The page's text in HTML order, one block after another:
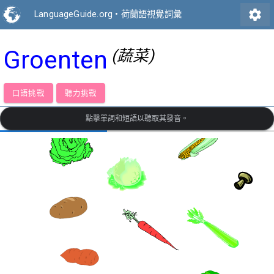
LanguageGuide.org • 荷蘭語視覺詞彙 settings
Groenten (蔬菜)
口語挑戰 聽力挑戰
點擊單詞和短語以聽取其發音。